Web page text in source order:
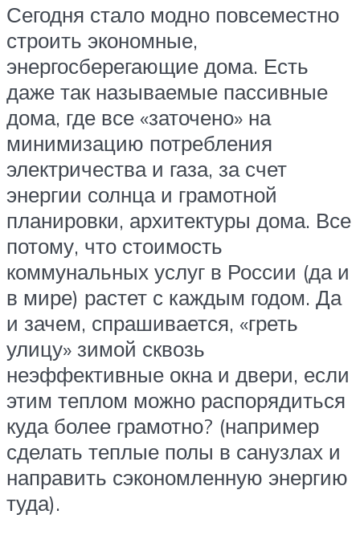
Сегодня стало модно повсеместно
строить экономные,
энергосберегающие дома. Есть
даже так называемые пассивные
дома, где все «заточено» на
минимизацию потребления
электричества и газа, за счет
энергии солнца и грамотной
планировки, архитектуры дома. Все
потому, что стоимость
коммунальных услуг в России (да и
в мире) растет с каждым годом. Да
и зачем, спрашивается, «греть
улицу» зимой сквозь
неэффективные окна и двери, если
этим теплом можно распорядиться
куда более грамотно? (например
сделать теплые полы в санузлах и
направить сэкономленную энергию
туда).